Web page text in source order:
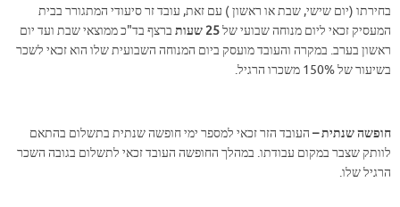
בחירתו (יום שישי, שבת או ראשון ) עם זאת, עובד זר סיעודי המתגורר בבית
המעסיק זכאי ליום מנוחה שבועי של
ברצף בד"כ ממוצאי שבת ועד יום
ראשון בערב. במקרה והעובד מועסק ביום המנוחה השבועית שלו הוא זכאי לשכר
בשיעור של 150% משכרו הרגיל.
חופשה שנתית – העובד הזר זכאי למספר ימי חופשה שנתית בתשלום בהתאם
לוותק שצבר במקום עבודתו. במהלך החופשה העובד זכאי לתשלום בגובה השכר
הרגיל שלו.